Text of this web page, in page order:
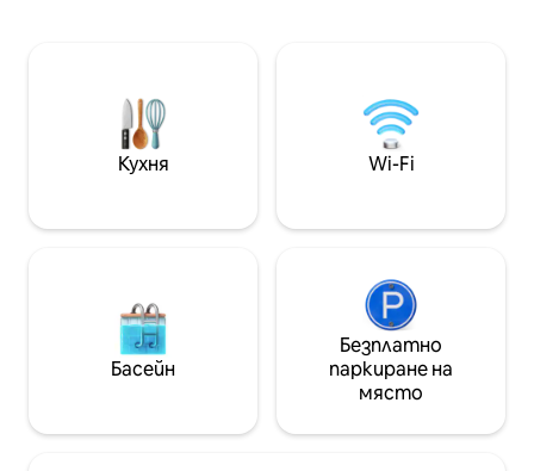
участък на ▣ долния етаж, добра
охрана ▣ Разходка до болница Renai,
болница Cathay, болница Hongen,
клиника Center, десет минути с кола
На ▣ долния етаж има няколко
денонощни магазина - All Union,
летище Таоюан, на около 1 час с
трансфер до метрото на
летището, на около 40 минути с
такси ▣ 3 спирки от метрото на
▣ Намира се в центъра на Тайпе,
хавлия за баня,
за душ,
шампоан),
да имате предвид •
чисто и хигиенично #
да затворите
включително
проверите
напускате, а
ще трябва да
Кухня Wi-Fi
Басейн
Безплатно
паркиране на
място